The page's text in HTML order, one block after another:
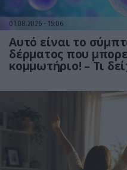
01.08.2026 15:06
Αυτό είναι το
δέρματος που
κομμωτήριο! – Τι